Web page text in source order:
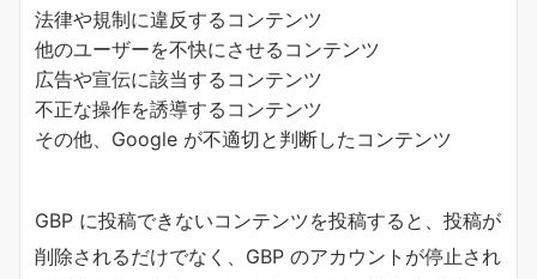
法律や規制に違反するコンテンツ
他のユーザーを不快にさせるコンテンツ
広告や宣伝に該当するコンテンツ
不正な操作を誘導するコンテンツ
その他、Google が不適切と判断したコンテンツ
GBP に投稿できないコンテンツを投稿すると、投稿が
削除されるだけでなく、GBP のアカウントが停止され